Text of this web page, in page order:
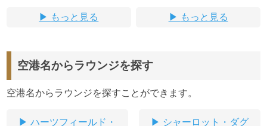
もっと見る もっと見る
空港名からラウンジを探す
空港名からラウンジを探すことができます。
ハーツフィールド・ シャーロット・ダグ